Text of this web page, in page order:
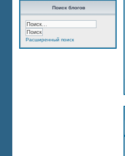
Поиск блогов
Расширенный поиск